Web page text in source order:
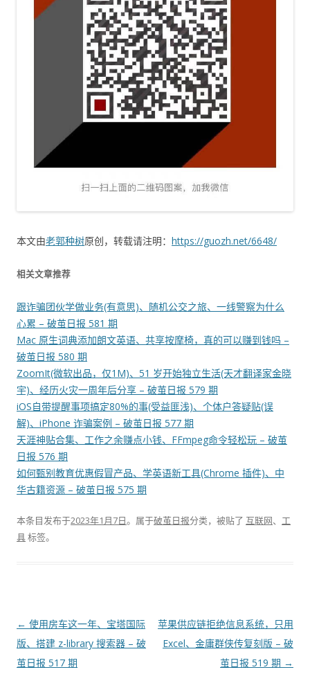
本文由老郭种树原创，转载请注明： https://guozh.net/6648/
相关文章推荐
跟诈骗团伙学做业务(有意思)、随机公交之旅、一线警察为什么
心累 – 破茧日报 581 期
Mac 原生词典添加朗文英语、共享按摩椅，真的可以赚到钱吗 –
破茧日报 580 期
ZoomIt(微软出品，仅1M)、51 岁开始独立生活(天才翻译家金晓
宇)、经历火灾一周年后分享 – 破茧日报 579 期
iOS自带提醒事项搞定80%的事(受益匪浅)、个体户答疑贴(误
解)、iPhone 诈骗案例 – 破茧日报 577 期
天涯神贴合集、工作之余赚点小钱、FFmpeg命令轻松玩 – 破茧
日报 576 期
如何甄别教育优惠假冒产品、学英语新工具(Chrome 插件)、中
华古籍资源 – 破茧日报 575 期
本条目发布于2023年1月7日。属于破茧日报分类，被贴了 互联网、 工
具标签。
文
章
导
← 使用房车这一年、宝塔国际
版、搭建 z-library 搜索器 – 破
茧日报 517 期
苹果供应链拒绝信息系统，只用
Excel、金庸群侠传复刻版 – 破
茧日报 519 期 →